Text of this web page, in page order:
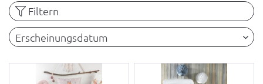
Filtern